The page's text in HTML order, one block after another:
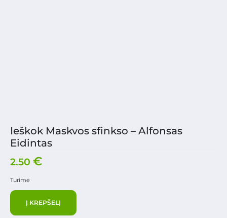
Ieškok Maskvos sfinkso – Alfonsas
Eidintas
2.50 €
Turime
Į KREPŠELĮ